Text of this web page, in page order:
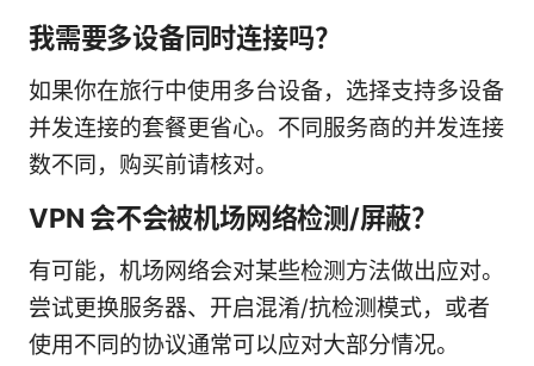
我需要多设备同时连接吗？
如果你在旅行中使用多台设备，选择支持多设备
并发连接的套餐更省心。不同服务商的并发连接
数不同，购买前请核对。
VPN 会不会被机场网络检测/屏蔽？
有可能，机场网络会对某些检测方法做出应对。
尝试更换服务器、开启混淆/抗检测模式，或者
使用不同的协议通常可以应对大部分情况。